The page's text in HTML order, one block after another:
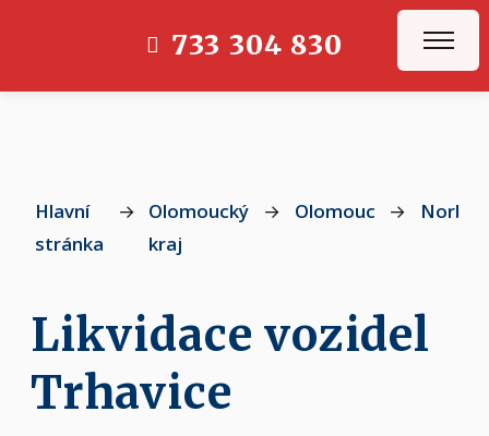
733 304 830
Hlavní
stránka
→
Olomoucký
kraj
→ Olomouc →
Likvidace vozidel
Trhavice